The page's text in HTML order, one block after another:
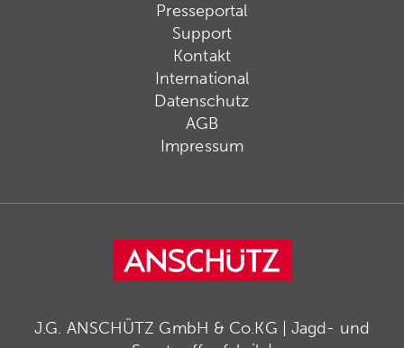
Presseportal
Support
Kontakt
International
Datenschutz
AGB
Impressum
J.G. ANSCHÜTZ GmbH & Co.KG | Jagd- und